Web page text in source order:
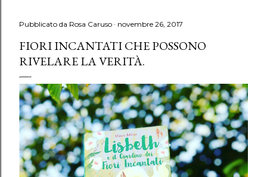
Pubblicato da Rosa Caruso novembre 26, 2017
FIORI INCANTATI CHE POSSONO
RIVELARE LA VERITÀ.